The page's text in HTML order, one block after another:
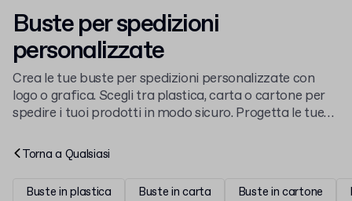
Buste per spedizioni
personalizzate
Crea le tue buste per spedizioni personalizzate con
logo o grafica. Scegli tra plastica, carta o cartone per
spedire i tuoi prodotti in modo sicuro. Progetta le tue
direttamente da produttori europei.
Torna a Qualsiasi
Buste in plastica Buste in carta Buste in cartone